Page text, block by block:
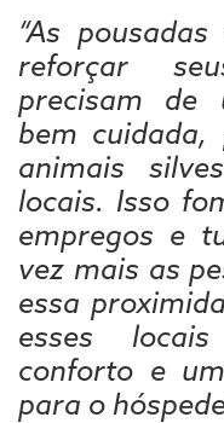
“As
reforçar
precisam de
bem
animais
locais. Isso
empregos e
vez mais as
essa
esses
conforto e
para o